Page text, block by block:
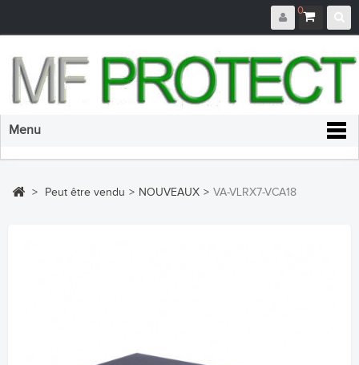
0
Menu
> Peut être vendu > NOUVEAUX > VA-VLRX7-VCA18